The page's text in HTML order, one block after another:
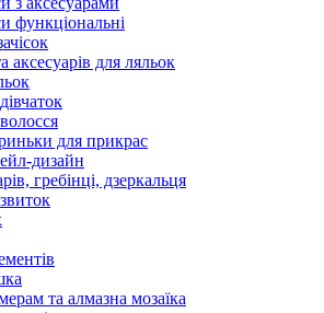
функціональні
аксесуарів для ляльок
для прикрас
дизайн
гребінці, дзеркальця
та алмазна мозаїка